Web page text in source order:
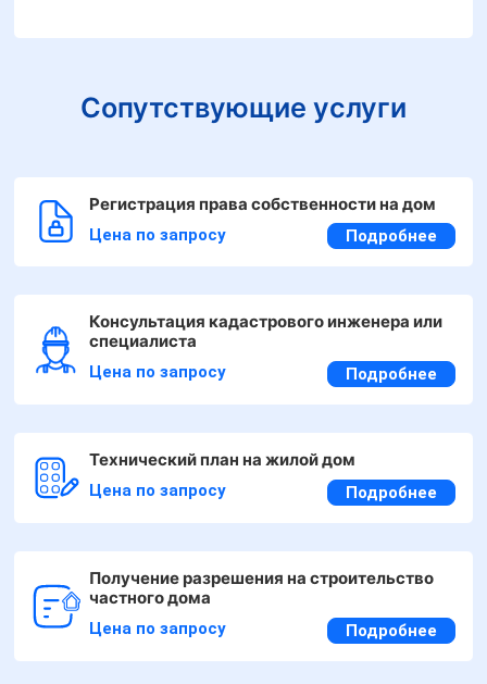
Сопутствующие услуги
Регистрация права собственности на дом
Цена по запросу Подробнее
Консультация кадастрового инженера или
специалиста
Цена по запросу Подробнее
Технический план на жилой дом
Цена по запросу Подробнее
Получение разрешения на строительство
частного дома
Цена по запросу Подробнее